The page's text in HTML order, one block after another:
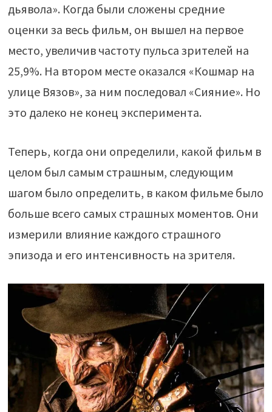
дьявола». Когда были сложены средние
оценки за весь фильм, он вышел на первое
место, увеличив частоту пульса зрителей на
25,9%. На втором месте оказался «Кошмар на
улице Вязов», за ним последовал «Сияние». Но
это далеко не конец эксперимента.
Теперь, когда они определили, какой фильм в
целом был самым страшным, следующим
шагом было определить, в каком фильме было
больше всего самых страшных моментов. Они
измерили влияние каждого страшного
эпизода и его интенсивность на зрителя.